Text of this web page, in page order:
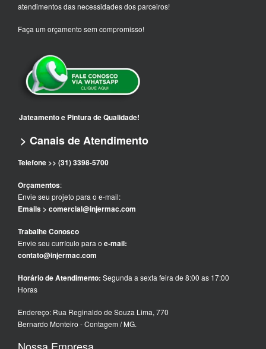
atendimentos das necessidades dos parceiros!
Faça um orçamento sem compromisso!
Jateamento e Pintura de Qualidade!
> Canais de Atendimento
Telefone >> (31) 3398-5700
Orçamentos:
Envie seu projeto para o e-mail:
Emails > comercial@injermac.com
Trabalhe Conosco
Envie seu currículo para o e-mail:
contato@injermac.com
Horário de Atendimento: Segunda a sexta feira de 8:00 as 17:00
Horas
Endereço: Rua Reginaldo de Souza Lima, 770
Bernardo Monteiro - Contagem / MG.